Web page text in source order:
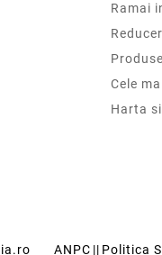
Ramai
Cele
Harta
ANPC || Politica